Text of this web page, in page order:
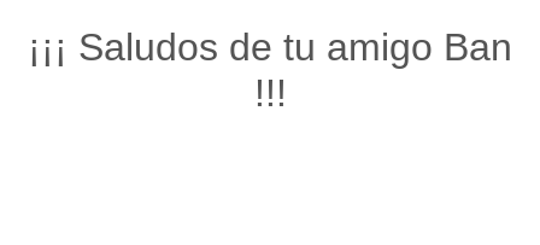
¡¡¡ Saludos de tu amigo Ban
!!!